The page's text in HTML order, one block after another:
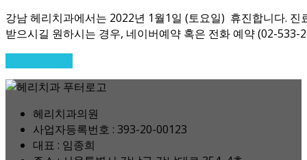
강남 헤리치과에서는 2022년 1월1일 (토요일) 휴진합니다.
받으시길 원하시는 경우, 네이버예약 혹은 전화 예약 (02-
헤리치과의원
사업자등록번호 : 393-20-00123
대표 : 임종희